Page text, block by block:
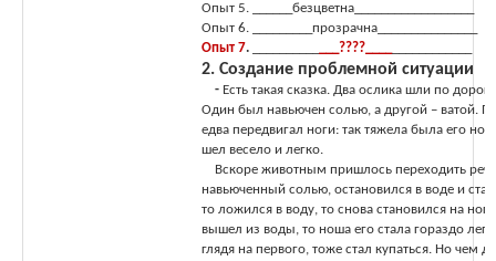
Опыт 5. ______безцветна__________________
Опыт 6. _________прозрачна_______________
Опыт 7. ___????____
2. Создание проблемной ситуации
- Есть такая сказка. Два ослика шли по
Один был навьючен солью, а другой – ватой.
едва передвигал ноги: так тяжела была его
шел весело и легко.
Вскоре животным пришлось переходить
навьюченный солью, остановился в воде и стал
то ложился в воду, то снова становился на
вышел из воды, то ноша его стала гораздо
глядя на первого, тоже стал купаться. Но чем